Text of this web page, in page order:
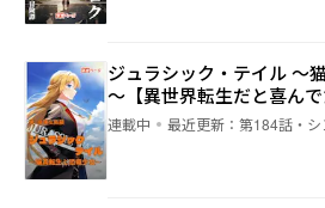
ジュラシック・テイル ～
～【異世界転生だと喜ん
地球でした⁉】
連載中 最近更新： 第184話・シ